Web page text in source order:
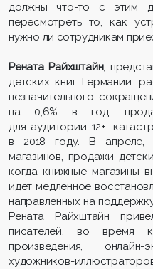
должны что-то с этим
пересмотреть то, как
нужно ли сотрудникам
Рената Райхштайн,
детских книг Германии,
незначительного
на 0,6% в год,
для аудитории 12+,
в 2018 году. В апреле,
магазинов, продажи
когда книжные магазины
идет медленное
направленных на
Рената Райхштайн
писателей, во время
произведения,
художников-